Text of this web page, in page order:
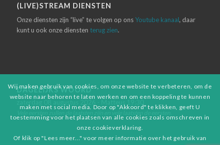
(LIVE)STREAM DIENSTEN
Onze diensten zijn “live” te volgen op onsYoutube kanaal, daar
kunt u ook onze diensten terug zien.
DAGELIJKS WOORD
Wij maken gebruik van cookies, om onze website te verbeteren, om de
website naar behoren te laten werken en om een koppeling te kunnen
maken met social media. Door op "Akkoord" te klikken, geeft U
toestemming voor het plaatsen van alle cookies zoals omschreven in
onze cookieverklaring.
Of klik op "Lees meer..." voor meer informatie over het gebruik van